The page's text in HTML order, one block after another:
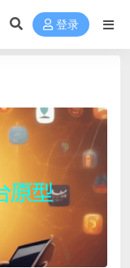
登录